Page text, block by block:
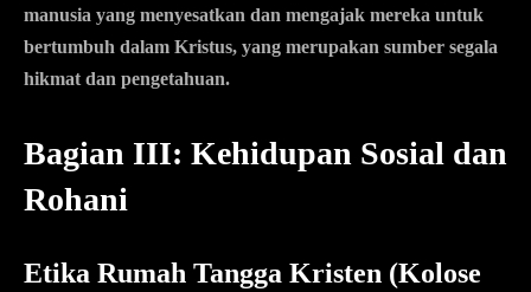
manusia yang menyesatkan dan mengajak mereka untuk
bertumbuh dalam Kristus, yang merupakan sumber segala
hikmat dan pengetahuan.
Bagian III: Kehidupan Sosial dan
Rohani
Etika Rumah Tangga Kristen (Kolose